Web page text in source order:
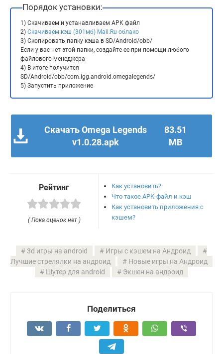
Порядок установки:
1) Скачиваем и устанавливаем APK файл
2) Скачиваем кэш (301мб) Mail.Ru облако
3) Скопировать папку кэша в SD/Android/obb/
Если у вас нет этой папки, создайте ее при помощи любого
файлового менеджера
4) В итоге получится
SD/Android/obb/com.igg.android.omegalegends/
5) Запустить приложение
Скачать Omega Legends
v1.0.28.apk
83.51
MB
Рейтинг
( Пока оценок нет )
Как установить?
Что такое APK-файл и кэш
Как установить приложения с
кэшем?
3d игры на android
Игры с кэшем на Андроид
Лучшие стрелялки на андроид
Новые игры на Андроид
Шутер для android
Экшен на андроид
Поделиться